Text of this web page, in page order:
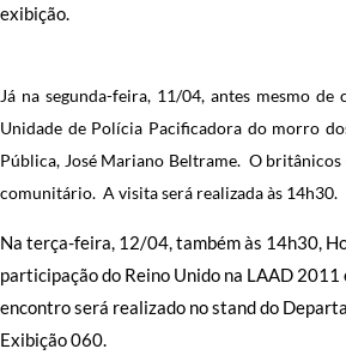
exibição.
Já na segunda-feira, 11/04, antes mesmo
Unidade de Polícia Pacificadora do morro
Pública, José Mariano Beltrame. O
comunitário. A visita será realizada às 14h30.
Na terça-feira, 12/04, também às 14h30,
participação do Reino Unido na LAAD
encontro será realizado no stand do
Exibição 060.